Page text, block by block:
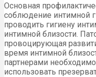
Основная
соблюдение интимной
проводить гигиену
интимной близости.
провоцирующая
время интимной
партнерами
использовать